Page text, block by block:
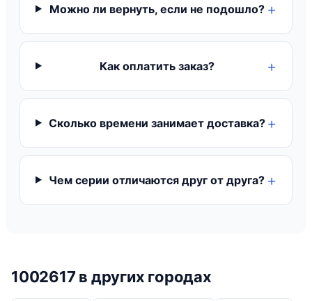
Можно ли вернуть, если не подошло?
Как оплатить заказ?
Сколько времени занимает доставка?
Чем серии отличаются друг от друга?
1002617 в других городах